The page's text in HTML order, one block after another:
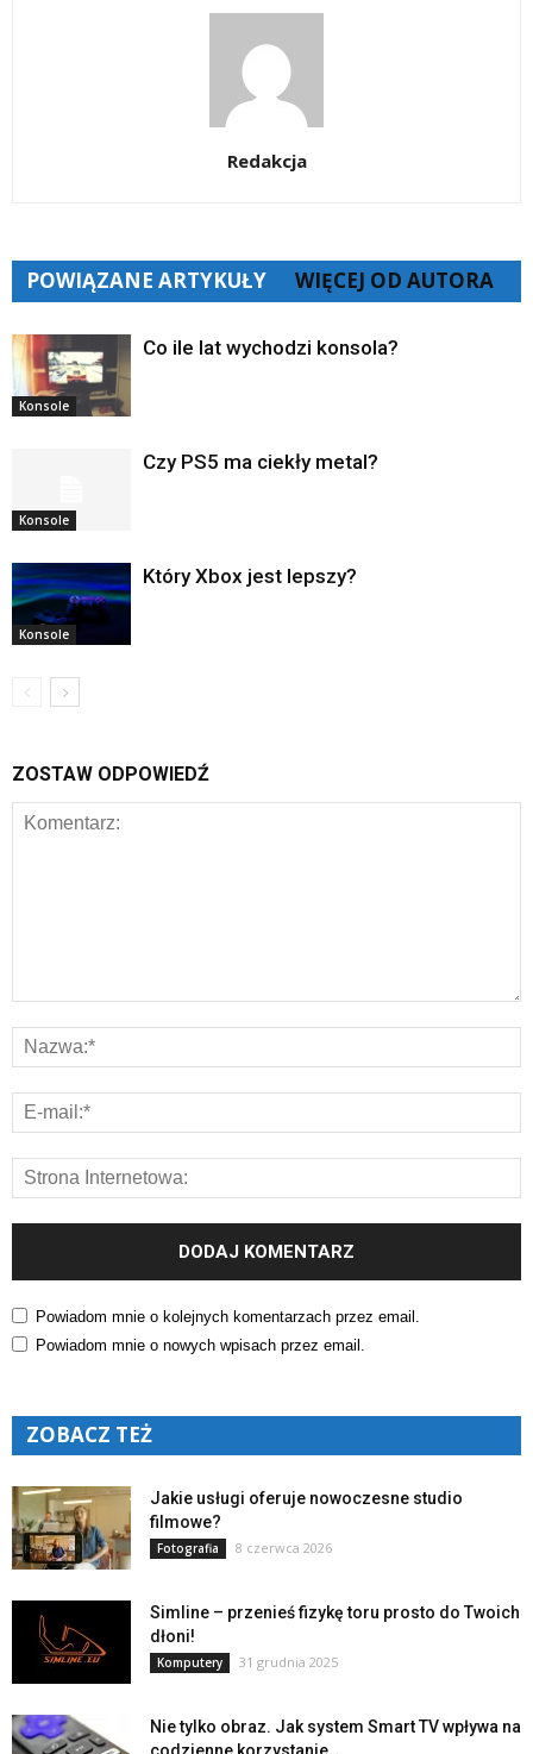
Redakcja
POWIĄZANE ARTYKUŁY WIĘCEJ OD AUTORA
Konsole
Co ile lat wychodzi konsola?
Konsole
Czy PS5 ma ciekły metal?
Konsole
Który Xbox jest lepszy?
ZOSTAW ODPOWIEDŹ
Powiadom mnie o kolejnych komentarzach przez email.
Powiadom mnie o nowych wpisach przez email.
ZOBACZ TEŻ
Jakie usługi oferuje nowoczesne studio
filmowe?
Fotografia 8 czerwca 2026
Simline – przenieś fizykę toru prosto do Twoich
dłoni!
Komputery 31 grudnia 2025
Nie tylko obraz. Jak system Smart TV wpływa na